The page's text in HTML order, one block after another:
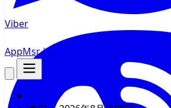
AppMsr追跡
Viber